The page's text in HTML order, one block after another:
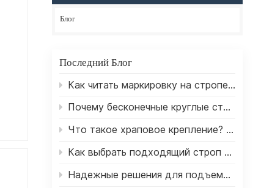
Блог
Последний Блог
Как читать маркировку на стропе: практическое руководство по безопасному подъему тяжестей.
Почему бесконечные круглые стропы — лучший выбор для подъемных работ?
Что такое храповое крепление? Полное руководство для начинающих.
Как выбрать подходящий строп для подъема тяжелых грузов
Надежные решения для подъема и крепления грузов на мировом рынке.